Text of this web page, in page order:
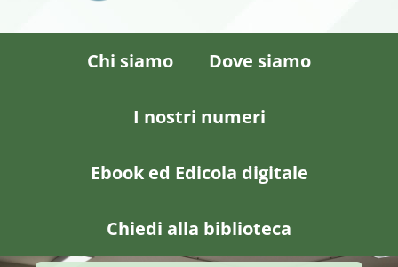
Chi siamo Dove siamo
I nostri numeri
Ebook ed Edicola digitale
Chiedi alla biblioteca